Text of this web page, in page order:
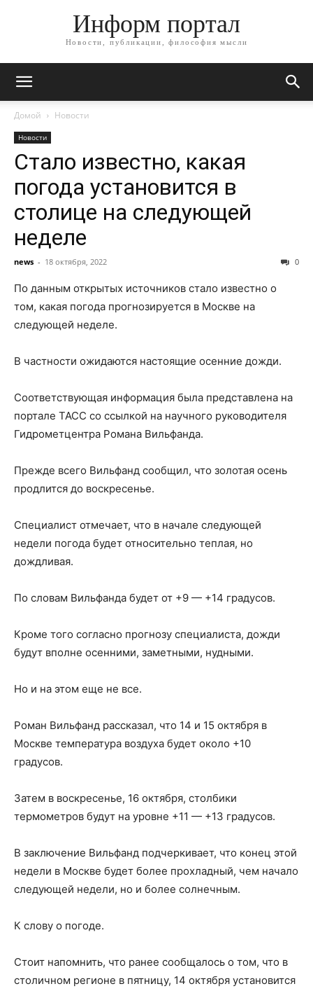
Информ портал
Новости, публикации, философия мысли
Домой Новости
Новости
Стало известно, какая
погода установится в
столице на следующей
неделе
news - 18 октября, 2022 0
По данным открытых источников стало известно о
том, какая погода прогнозируется в Москве на
следующей неделе.
В частности ожидаются настоящие осенние дожди.
Соответствующая информация была представлена на
портале ТАСС со ссылкой на научного руководителя
Гидрометцентра Романа Вильфанда.
Прежде всего Вильфанд сообщил, что золотая осень
продлится до воскресенье.
Специалист отмечает, что в начале следующей
недели погода будет относительно теплая, но
дождливая.
По словам Вильфанда будет от +9 — +14 градусов.
Кроме того согласно прогнозу специалиста, дожди
будут вполне осенними, заметными, нудными.
Но и на этом еще не все.
Роман Вильфанд рассказал, что 14 и 15 октября в
Москве температура воздуха будет около +10
градусов.
Затем в воскресенье, 16 октября, столбики
термометров будут на уровне +11 — +13 градусов.
В заключение Вильфанд подчеркивает, что конец этой
недели в Москве будет более прохладный, чем начало
следующей недели, но и более солнечным.
К слову о погоде.
Стоит напомнить, что ранее сообщалось о том, что в
столичном регионе в пятницу, 14 октября установится